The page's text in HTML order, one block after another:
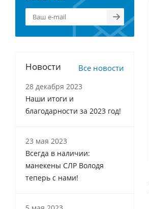
Новости Все новости
28 декабря 2023
Наши итоги и
благодарности за 2023 год!
23 мая 2023
Всегда в наличии:
манекены СЛР Володя
теперь с нами!